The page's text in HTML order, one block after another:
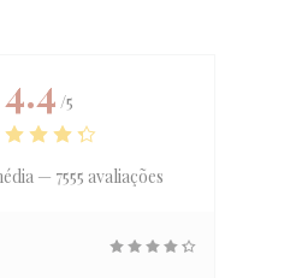
4.4 /5
— 7555 avaliações